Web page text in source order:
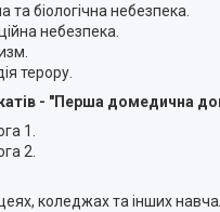
та біологічна небезпека.
небезпека.
терору.
- "Перша домедична
1.
2.
коледжах та інших